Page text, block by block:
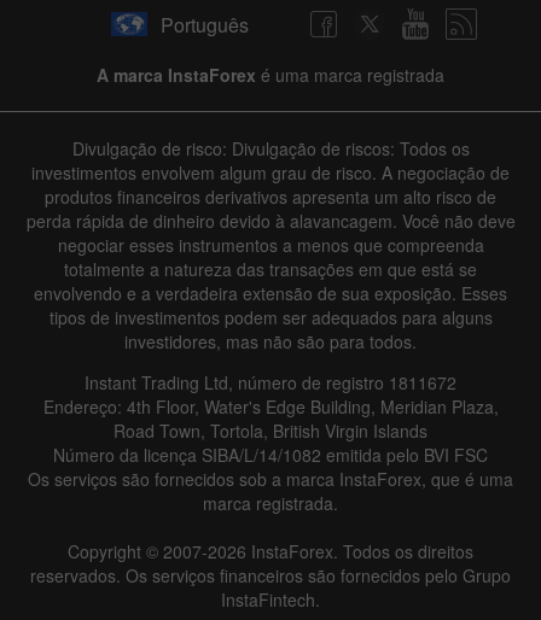
Português
A marca InstaForex é uma marca registrada
Divulgação de risco: Divulgação de riscos: Todos os
investimentos envolvem algum grau de risco. A negociação de
produtos financeiros derivativos apresenta um alto risco de
perda rápida de dinheiro devido à alavancagem. Você não deve
negociar esses instrumentos a menos que compreenda
totalmente a natureza das transações em que está se
envolvendo e a verdadeira extensão de sua exposição. Esses
tipos de investimentos podem ser adequados para alguns
investidores, mas não são para todos.
Instant Trading Ltd, número de registro 1811672
Endereço: 4th Floor, Water's Edge Building, Meridian Plaza,
Road Town, Tortola, British Virgin Islands
Número da licença SIBA/L/14/1082 emitida pelo BVI FSC
Os serviços são fornecidos sob a marca InstaForex, que é uma
marca registrada.
Copyright © 2007-2026 InstaForex. Todos os direitos
reservados. Os serviços financeiros são fornecidos pelo Grupo
InstaFintech.